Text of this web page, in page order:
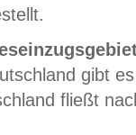
gibt
fließt